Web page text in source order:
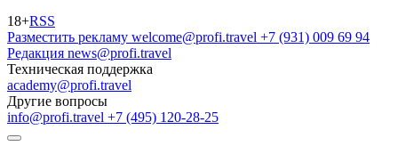
18+RSS
Разместить рекламу welcome@profi.travel +7 (931) 009 69 94
Редакция news@profi.travel
Техническая поддержка
academy@profi.travel
Другие вопросы
info@profi.travel +7 (495) 120-28-25